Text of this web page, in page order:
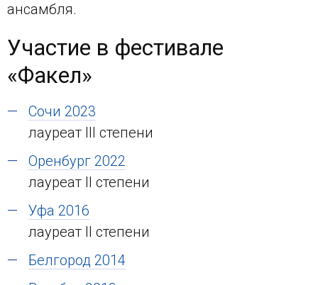
ансамбля.
Участие в фестивале
«Факел»
Сочи 2023
лауреат III степени
Оренбург 2022
лауреат II степени
Уфа 2016
лауреат II степени
Белгород 2014